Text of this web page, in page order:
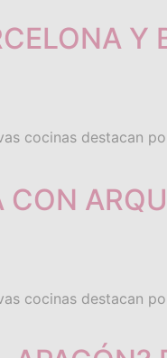
Y
cocinas destacan
CON
cocinas destacan